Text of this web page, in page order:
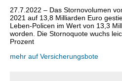
27.7.2022 – Das Stornovolumen
2021 auf 13,8 Milliarden Euro
Leben-Policen im Wert von 13,3
worden. Die Stornoquote wuchs
Prozent
mehr auf Versicherungsbote